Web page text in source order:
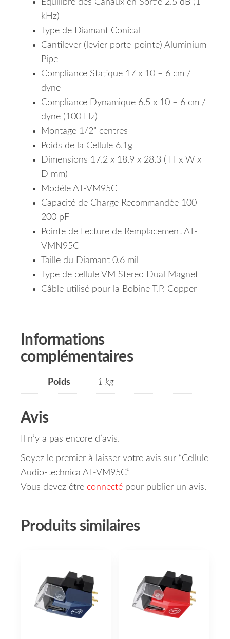
Equilibre des Canaux en Sortie 2.5 dB (1
kHz)
Type de Diamant Conical
Cantilever (levier porte-pointe) Aluminium
Pipe
Compliance Statique 17 x 10 – 6 cm /
dyne
Compliance Dynamique 6.5 x 10 – 6 cm /
dyne (100 Hz)
Montage 1/2” centres
Poids de la Cellule 6.1g
Dimensions 17.2 x 18.9 x 28.3 ( H x W x
D mm)
Modèle AT-VM95C
Capacité de Charge Recommandée 100-
200 pF
Pointe de Lecture de Remplacement AT-
VMN95C
Taille du Diamant 0.6 mil
Type de cellule VM Stereo Dual Magnet
Câble utilisé pour la Bobine T.P. Copper
Informations
complémentaires
Poids 1 kg
Avis
Il n’y a pas encore d’avis.
Soyez le premier à laisser votre avis sur “Cellule
Audio-technica AT-VM95C”
Vous devez être connecté pour publier un avis.
Produits similaires